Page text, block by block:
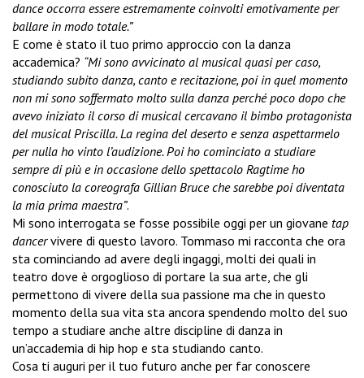
dance occorra essere estremamente coinvolti emotivamente per
ballare in modo totale.”
E come è stato il tuo primo approccio con la danza
accademica? “Mi sono avvicinato al musical quasi per caso,
studiando subito danza, canto e recitazione, poi in quel momento
non mi sono soffermato molto sulla danza perché poco dopo che
avevo iniziato il corso di musical cercavano il bimbo protagonista
del musical Priscilla. La regina del deserto e senza aspettarmelo
per nulla ho vinto l’audizione. Poi ho cominciato a studiare
sempre di più e in occasione dello spettacolo Ragtime ho
conosciuto la coreografa Gillian Bruce che sarebbe poi diventata
la mia prima maestra”.
Mi sono interrogata se fosse possibile oggi per un giovane tap
dancervivere di questo lavoro. Tommaso mi racconta che ora
sta cominciando ad avere degli ingaggi, molti dei quali in
teatro dove è orgoglioso di portare la sua arte, che gli
permettono di vivere della sua passione ma che in questo
momento della sua vita sta ancora spendendo molto del suo
tempo a studiare anche altre discipline di danza in
un’accademia di hip hop e sta studiando canto.
Cosa ti auguri per il tuo futuro anche per far conoscere